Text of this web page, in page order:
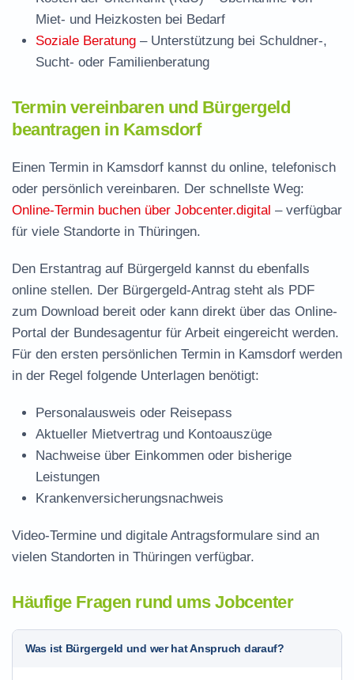
Miet- und Heizkosten bei Bedarf
Soziale Beratung – Unterstützung bei Schuldner-,
Sucht- oder Familienberatung
Termin vereinbaren und Bürgergeld
beantragen in Kamsdorf
Einen Termin in Kamsdorf kannst du online, telefonisch
oder persönlich vereinbaren. Der schnellste Weg:
Online-Termin buchen über Jobcenter.digital – verfügbar
für viele Standorte in Thüringen.
Den Erstantrag auf Bürgergeld kannst du ebenfalls
online stellen. Der Bürgergeld-Antrag steht als PDF
zum Download bereit oder kann direkt über das Online-
Portal der Bundesagentur für Arbeit eingereicht werden.
Für den ersten persönlichen Termin in Kamsdorf werden
in der Regel folgende Unterlagen benötigt:
Personalausweis oder Reisepass
Aktueller Mietvertrag und Kontoauszüge
Nachweise über Einkommen oder bisherige
Leistungen
Krankenversicherungsnachweis
Video-Termine und digitale Antragsformulare sind an
vielen Standorten in Thüringen verfügbar.
Häufige Fragen rund ums Jobcenter
Was ist Bürgergeld und wer hat Anspruch darauf?